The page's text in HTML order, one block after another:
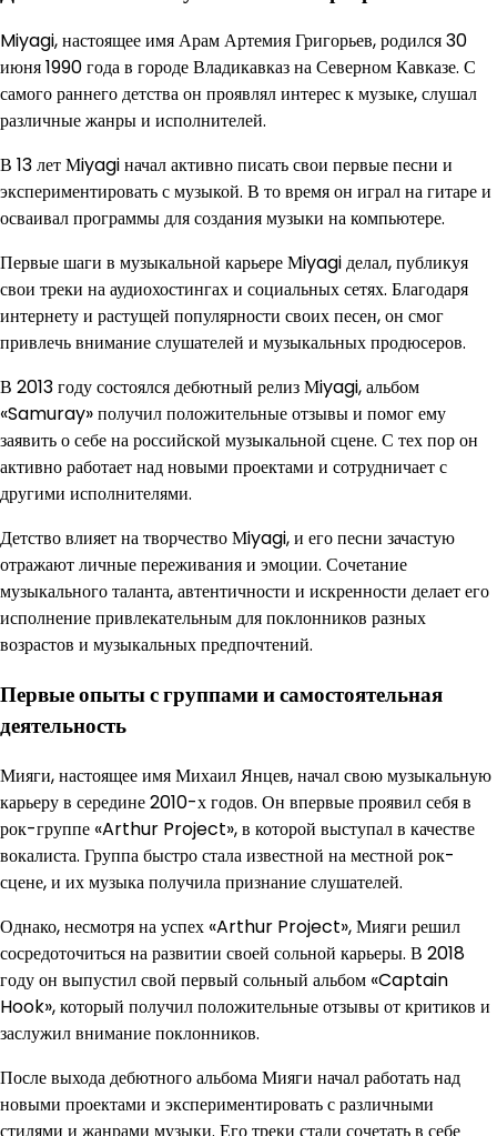
Miyagi, настоящее имя Арам Артемия Григорьев, родился 30
июня 1990 года в городе Владикавказ на Северном Кавказе. С
самого раннего детства он проявлял интерес к музыке, слушал
различные жанры и исполнителей.
В 13 лет Мiyagi начал активно писать свои первые песни и
экспериментировать с музыкой. В то время он играл на гитаре и
осваивал программы для создания музыки на компьютере.
Первые шаги в музыкальной карьере Мiyagi делал, публикуя
свои треки на аудиохостингах и социальных сетях. Благодаря
интернету и растущей популярности своих песен, он смог
привлечь внимание слушателей и музыкальных продюсеров.
В 2013 году состоялся дебютный релиз Мiyagi, альбом
«Samuray» получил положительные отзывы и помог ему
заявить о себе на российской музыкальной сцене. С тех пор он
активно работает над новыми проектами и сотрудничает с
другими исполнителями.
Детство влияет на творчество Мiyagi, и его песни зачастую
отражают личные переживания и эмоции. Сочетание
музыкального таланта, автентичности и искренности делает его
исполнение привлекательным для поклонников разных
возрастов и музыкальных предпочтений.
Первые опыты с группами и самостоятельная
деятельность
Мияги, настоящее имя Михаил Янцев, начал свою музыкальную
карьеру в середине 2010-х годов. Он впервые проявил себя в
рок-группе «Arthur Project», в которой выступал в качестве
вокалиста. Группа быстро стала известной на местной рок-
сцене, и их музыка получила признание слушателей.
Однако, несмотря на успех «Arthur Project», Мияги решил
сосредоточиться на развитии своей сольной карьеры. В 2018
году он выпустил свой первый сольный альбом «Captain
Hook», который получил положительные отзывы от критиков и
заслужил внимание поклонников.
После выхода дебютного альбома Мияги начал работать над
новыми проектами и экспериментировать с различными
стилями и жанрами музыки. Его треки стали сочетать в себе